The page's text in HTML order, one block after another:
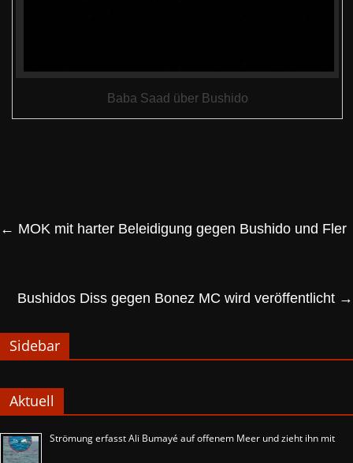
Baba Saad über Bushido
← MOK mit harter Beleidigung gegen Bushido und Fler
Bushidos Diss gegen Bonez MC wird veröffentlicht →
Sidebar
Aktuell
Strömung erfasst Ali Bumayé auf offenem Meer und zieht ihn mit